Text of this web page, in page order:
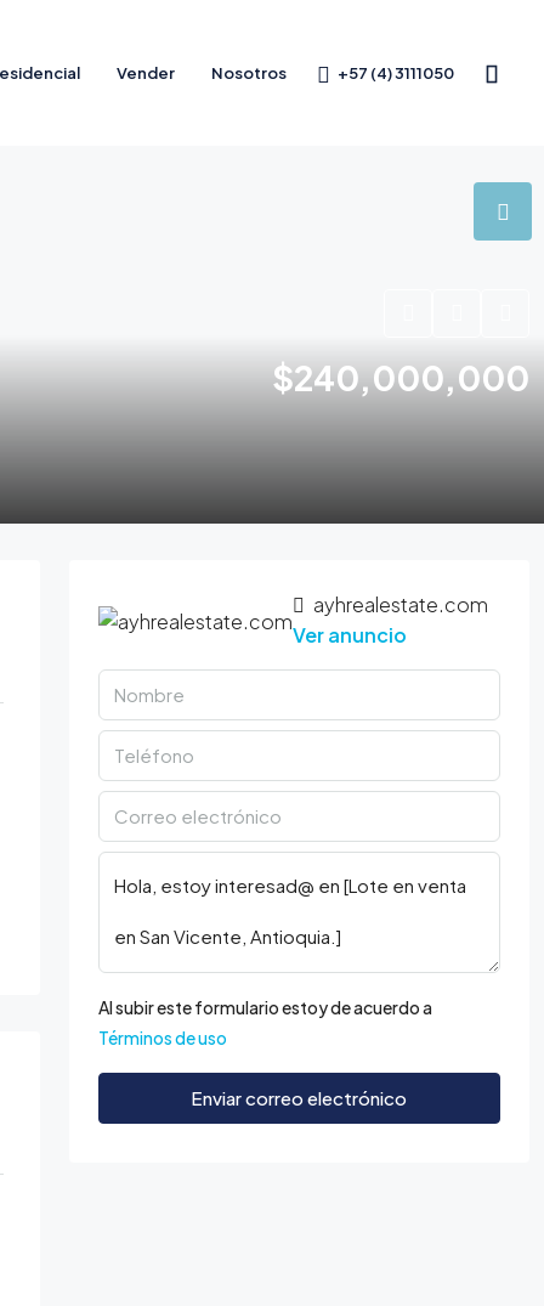
Vender Nosotros +57 (4) 3111050
$240,000,000
ayhrealestate.com
Ver anuncio
Al subir este formulario estoy de acuerdo a
Términos de uso
Enviar correo electrónico